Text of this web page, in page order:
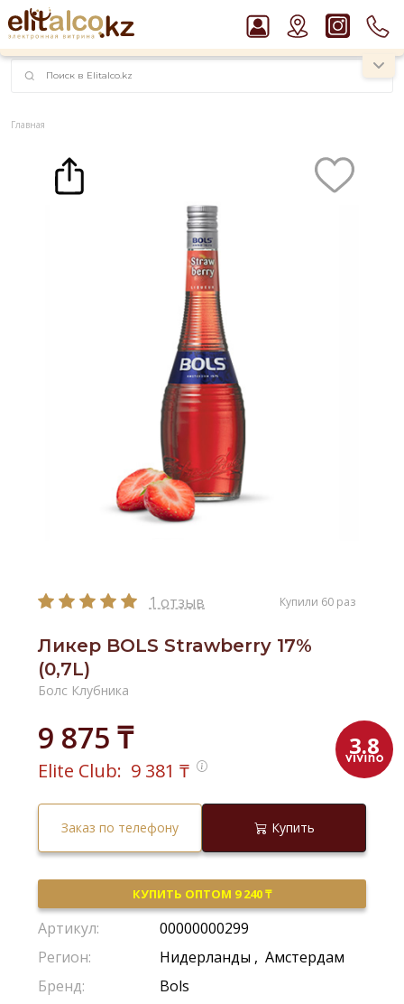
наименований!
instagram.com/rojo.kz
Рекомендуем
Ром Captain Morgan White 37,5%
Водка Smirnoff Red Vodka 37,5%
Виски Talisker 10 YO Malt 45,8% in Box
Пиво Guinness Draught 4,2% Can
Джин Gordon`s London Dry Gin 37,5%
Главная
1 отзыв Купили 60 раз
Ликер BOLS Strawberry 17%
(0,7L)
Болс Клубника
9 875 ₸ 3.8
Elite Club: 9 381 ₸
Заказ по телефону Купить
КУПИТЬ ОПТОМ 9 240 ₸
Артикул:
00000000299
Регион:
Нидерланды , Амстердам
Бренд:
Bols